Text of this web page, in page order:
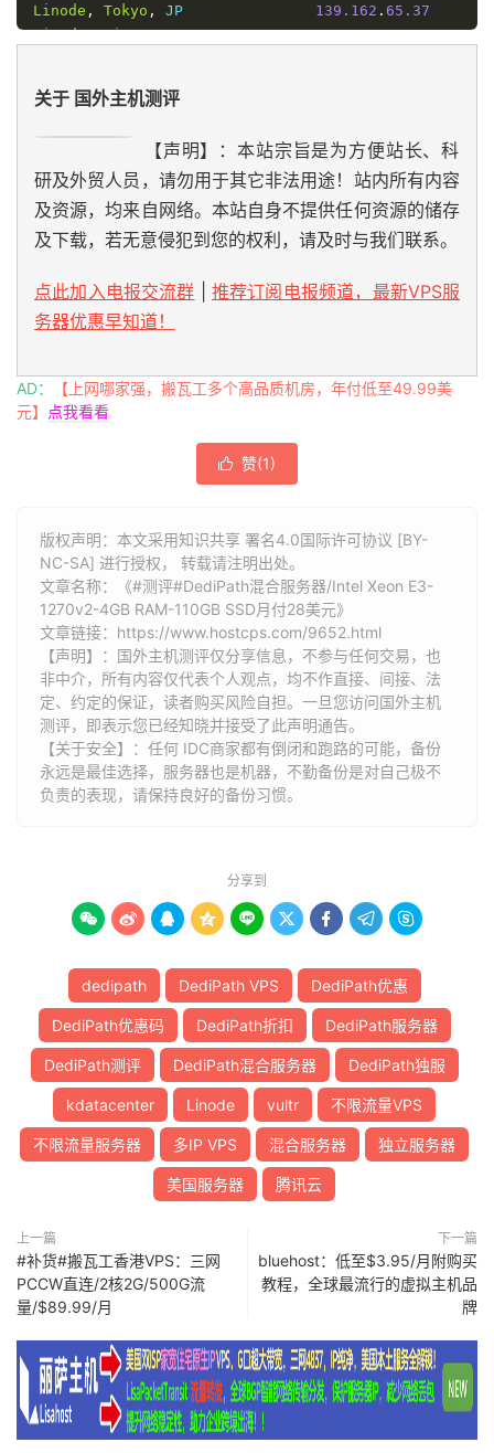
Linode , Tokyo , JP 139.162 . 65.37
Linode, Singapore, SG 139.162.23.4
Linode, Fremont, CA
Seattle, WA 67.228 .112.250
Softlayer, Frankfurt , DE 159.122.69.4
Softlayer, Singapore , SG 119.81.28.170
Softlayer , HongKong, CN 119.81 .130.170
[上海电信（天翼云）]
1
*
                   N
/
3 101.227.255.33 上海 电信
225.157 上海
6 101.95.88.10 上海 电信
7 *
                   N
/
8 202.97.63.153 上海 电信
202.97 . 27.214 美国加利福尼亚州圣何塞 电信
10 *
                   N
/
11 *
                   N
/
net 美国加利福尼亚州洛杉矶
23.147.224.1 美国加利福尼亚州洛杉矶
23.147.224.13 美国加利福尼亚州洛杉矶
38.131.98.118 美国加利福尼亚州洛杉矶
===测试 [杭州联通] 到这台服务器的路由===
*
                   N
/
2 172.31.9.29 局域网
111.229 局域网
5 124.160 . 83.101 浙江杭州 联通
6 219.158.15.205 上海 联通
7 219.158.113.102 上海 联通
8 219.158.113.141 上海 联通
关于 国外主机测评
【声明】：本站宗旨是为方便站长、科
研及外贸人员，请勿用于其它非法用途！站内所有内容
及资源，均来自网络。本站自身不提供任何资源的储存
及下载，若无意侵犯到您的权利，请及时与我们联系。
点此加入电报交流群
推荐订阅电报频道，最新VPS服
务器优惠早知道！
AD：
【上网哪家强，搬瓦工多个高品质机房，年付低至49.99美
元】
点我看看
 赞(1)
版权声明：本文采用知识共享 署名4.0国际许可协议 [BY-
NC-SA] 进行授权， 转载请注明出处。
文章名称：《#测评#DediPath混合服务器/Intel Xeon E3-
1270v2-4GB RAM-110GB SSD月付28美元》
文章链接： https://www.hostcps.com/9652.html
【声明】：国外主机测评仅分享信息，不参与任何交易，也
非中介，所有内容仅代表个人观点，均不作直接、间接、法
定、约定的保证，读者购买风险自担。一旦您访问国外主机
测评，即表示您已经知晓并接受了此声明通告。
【关于安全】：任何 IDC商家都有倒闭和跑路的可能，备份
永远是最佳选择，服务器也是机器，不勤备份是对自己极不
负责的表现，请保持良好的备份习惯。
分享到
        
dedipath DediPath VPS DediPath优惠
DediPath优惠码 DediPath折扣 DediPath服务器
DediPath测评 DediPath混合服务器 DediPath独服
kdatacenter Linode vultr 不限流量VPS
不限流量服务器 多IP VPS 混合服务器 独立服务器
美国服务器 腾讯云
上一篇
#补货#搬瓦工香港VPS：三网
PCCW直连/2核2G/500G流
量/$89.99/月
下一篇
bluehost：低至$3.95/月附购买
教程，全球最流行的虚拟主机品
牌